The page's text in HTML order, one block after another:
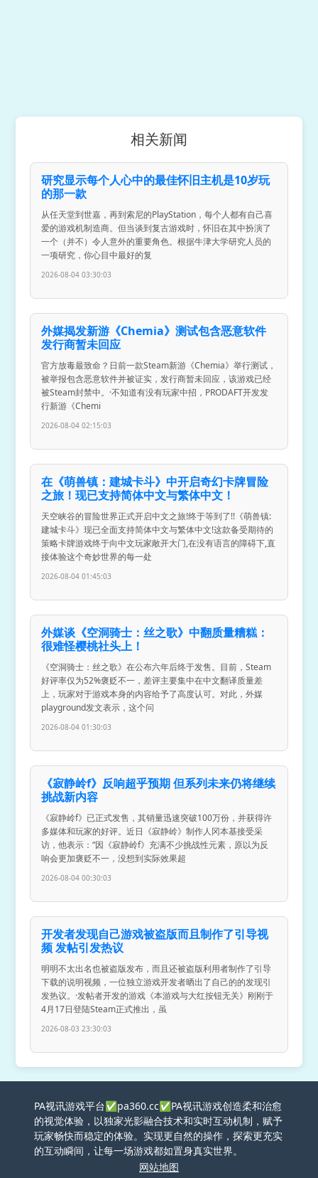
相关新闻
研究显示每个人心中的最佳怀旧主机是10岁玩
的那一款
从任天堂到世嘉，再到索尼的PlayStation，每个人都有自己喜
爱的游戏机制造商。但当谈到复古游戏时，怀旧在其中扮演了
一个（并不）令人意外的重要角色。根据牛津大学研究人员的
一项研究，你心目中最好的复
2026-08-04 03:30:03
外媒揭发新游《Chemia》测试包含恶意软件
发行商暂未回应
官方放毒最致命？日前一款Steam新游《Chemia》举行测试，
被举报包含恶意软件并被证实，发行商暂未回应，该游戏已经
被Steam封禁中。·不知道有没有玩家中招，PRODAFT开发发
行新游《Chemi
2026-08-04 02:15:03
在《萌兽镇：建城卡斗》中开启奇幻卡牌冒险
之旅！现已支持简体中文与繁体中文！
天空峡谷的冒险世界正式开启中文之旅!终于等到了!!《萌兽镇:
建城卡斗》现已全面支持简体中文与繁体中文!这款备受期待的
策略卡牌游戏终于向中文玩家敞开大门,在没有语言的障碍下,直
接体验这个奇妙世界的每一处
2026-08-04 01:45:03
外媒谈《空洞骑士：丝之歌》中翻质量糟糕：
很难怪樱桃社头上！
《空洞骑士：丝之歌》在公布六年后终于发售。目前，Steam
好评率仅为52%褒贬不一，差评主要集中在中文翻译质量差
上，玩家对于游戏本身的内容给予了高度认可。对此，外媒
playground发文表示，这个问
2026-08-04 01:30:03
《寂静岭f》反响超乎预期 但系列未来仍将继续
挑战新内容
《寂静岭f》已正式发售，其销量迅速突破100万份，并获得许
多媒体和玩家的好评。近日《寂静岭》制作人冈本基接受采
访，他表示：“因《寂静岭f》充满不少挑战性元素，原以为反
响会更加褒贬不一，没想到实际效果超
2026-08-04 00:30:03
开发者发现自己游戏被盗版而且制作了引导视
频 发帖引发热议
明明不太出名也被盗版发布，而且还被盗版利用者制作了引导
下载的说明视频，一位独立游戏开发者晒出了自己的的发现引
发热议。·发帖者开发的游戏《本游戏与大红按钮无关》刚刚于
4月17日登陆Steam正式推出，虽
2026-08-03 23:30:03
PA视讯游戏平台✅pa360.cc✅PA视讯游戏创造柔和治愈
的视觉体验，以独家光影融合技术和实时互动机制，赋予
玩家畅快而稳定的体验。实现更自然的操作，探索更充实
的互动瞬间，让每一场游戏都如置身真实世界。
网站地图